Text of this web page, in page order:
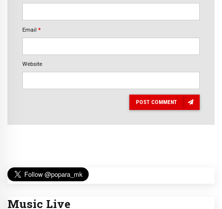
Email *
Website
POST COMMENT
Music Live